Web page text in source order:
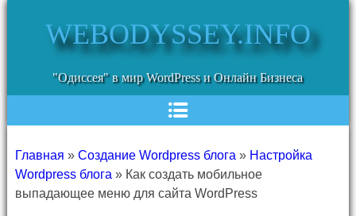
WEBODYSSEY.INFO
"Одиссея" в мир WordPress и Онлайн Бизнеса
Главная » Создание Wordpress блога » Настройка
Wordpress блога » Как создать мобильное
выпадающее меню для сайта WordPress